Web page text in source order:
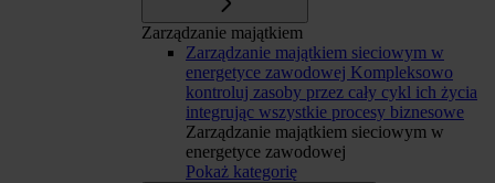
Zarządzanie majątkiem
Zarządzanie majątkiem sieciowym w
energetyce zawodowej Kompleksowo
kontroluj zasoby przez cały cykl ich życia
integrując wszystkie procesy biznesowe
Zarządzanie majątkiem sieciowym w
energetyce zawodowej
Pokaż kategorię